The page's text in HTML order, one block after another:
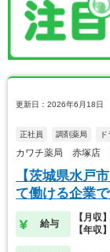
更新日：2026年6月18日
正社員 調剤薬局
カワチ薬局 赤塚店
【茨城県水戸
て働ける企業
給与
【月収
【年収